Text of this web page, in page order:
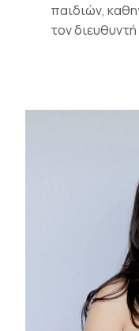
παιδιών,
τον